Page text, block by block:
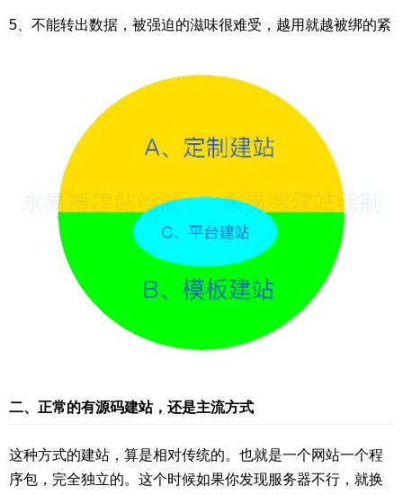
5、不能转出数据，被强迫的滋味很难受，越用就越被绑的紧
二、正常的有源码建站，还是主流方式
这种方式的建站，算是相对传统的。也就是一个网站一个程
序包，完全独立的。这个时候如果你发现服务器不行，就换